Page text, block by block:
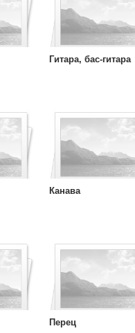
Гитара, бас-гитара
Канава
Перец